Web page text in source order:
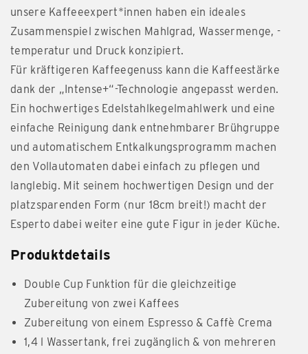
unsere Kaffeeexpert*innen haben ein ideales
Zusammenspiel zwischen Mahlgrad, Wassermenge, -
temperatur und Druck konzipiert.
Für kräftigeren Kaffeegenuss kann die Kaffeestärke
dank der „Intense+“-Technologie angepasst werden.
Ein hochwertiges Edelstahlkegelmahlwerk und eine
einfache Reinigung dank entnehmbarer Brühgruppe
und automatischem Entkalkungsprogramm machen
den Vollautomaten dabei einfach zu pflegen und
langlebig. Mit seinem hochwertigen Design und der
platzsparenden Form (nur 18cm breit!) macht der
Esperto dabei weiter eine gute Figur in jeder Küche.
Produktdetails
Double Cup Funktion für die gleichzeitige
Zubereitung von zwei Kaffees​
Zubereitung von einem Espresso & Caffè Crema
1,4 l Wassertank, frei zugänglich & von mehreren